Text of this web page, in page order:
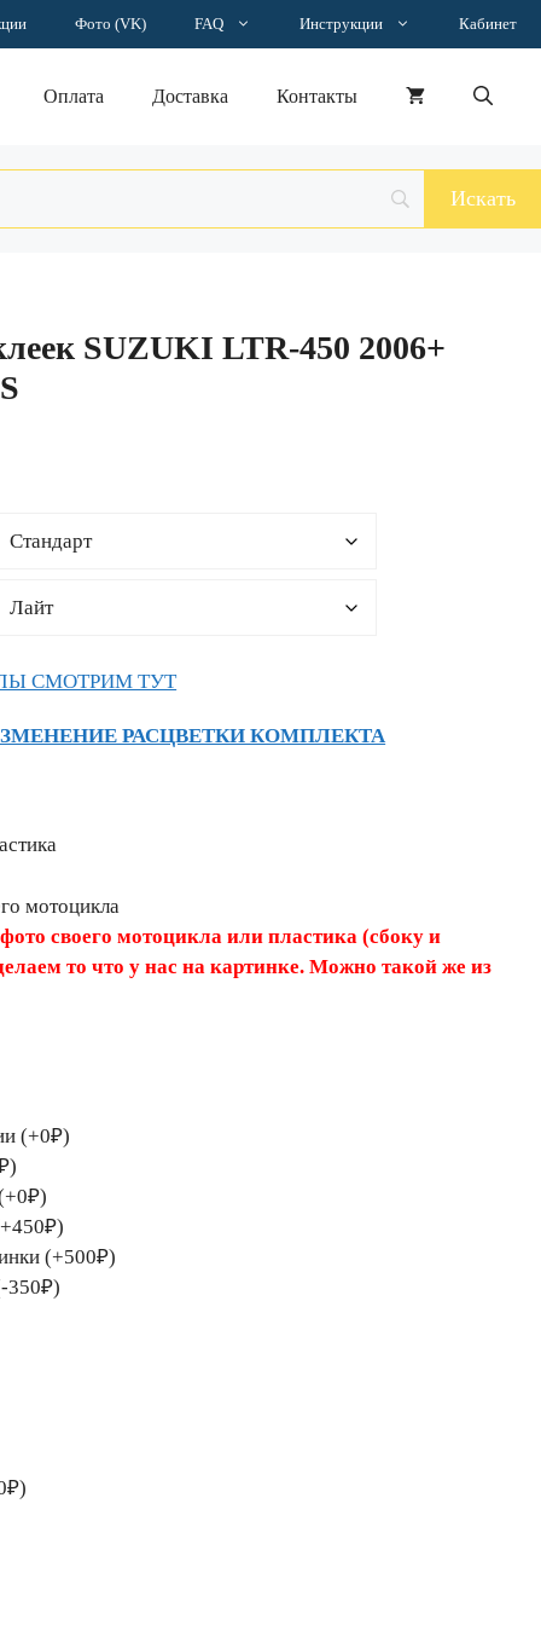
Фото (VK) FAQ Инструкции Кабинет
Оплата Доставка Контакты
SUZUKI LTR-450 2006+
СМОТРИМ ТУТ
РАСЦВЕТКИ КОМПЛЕКТА
мотоцикла
своего мотоцикла или пластика (сбоку и
то что у нас на картинке. Можно такой же из
(+0₽)
(+500₽)
350₽)
13681 ₽